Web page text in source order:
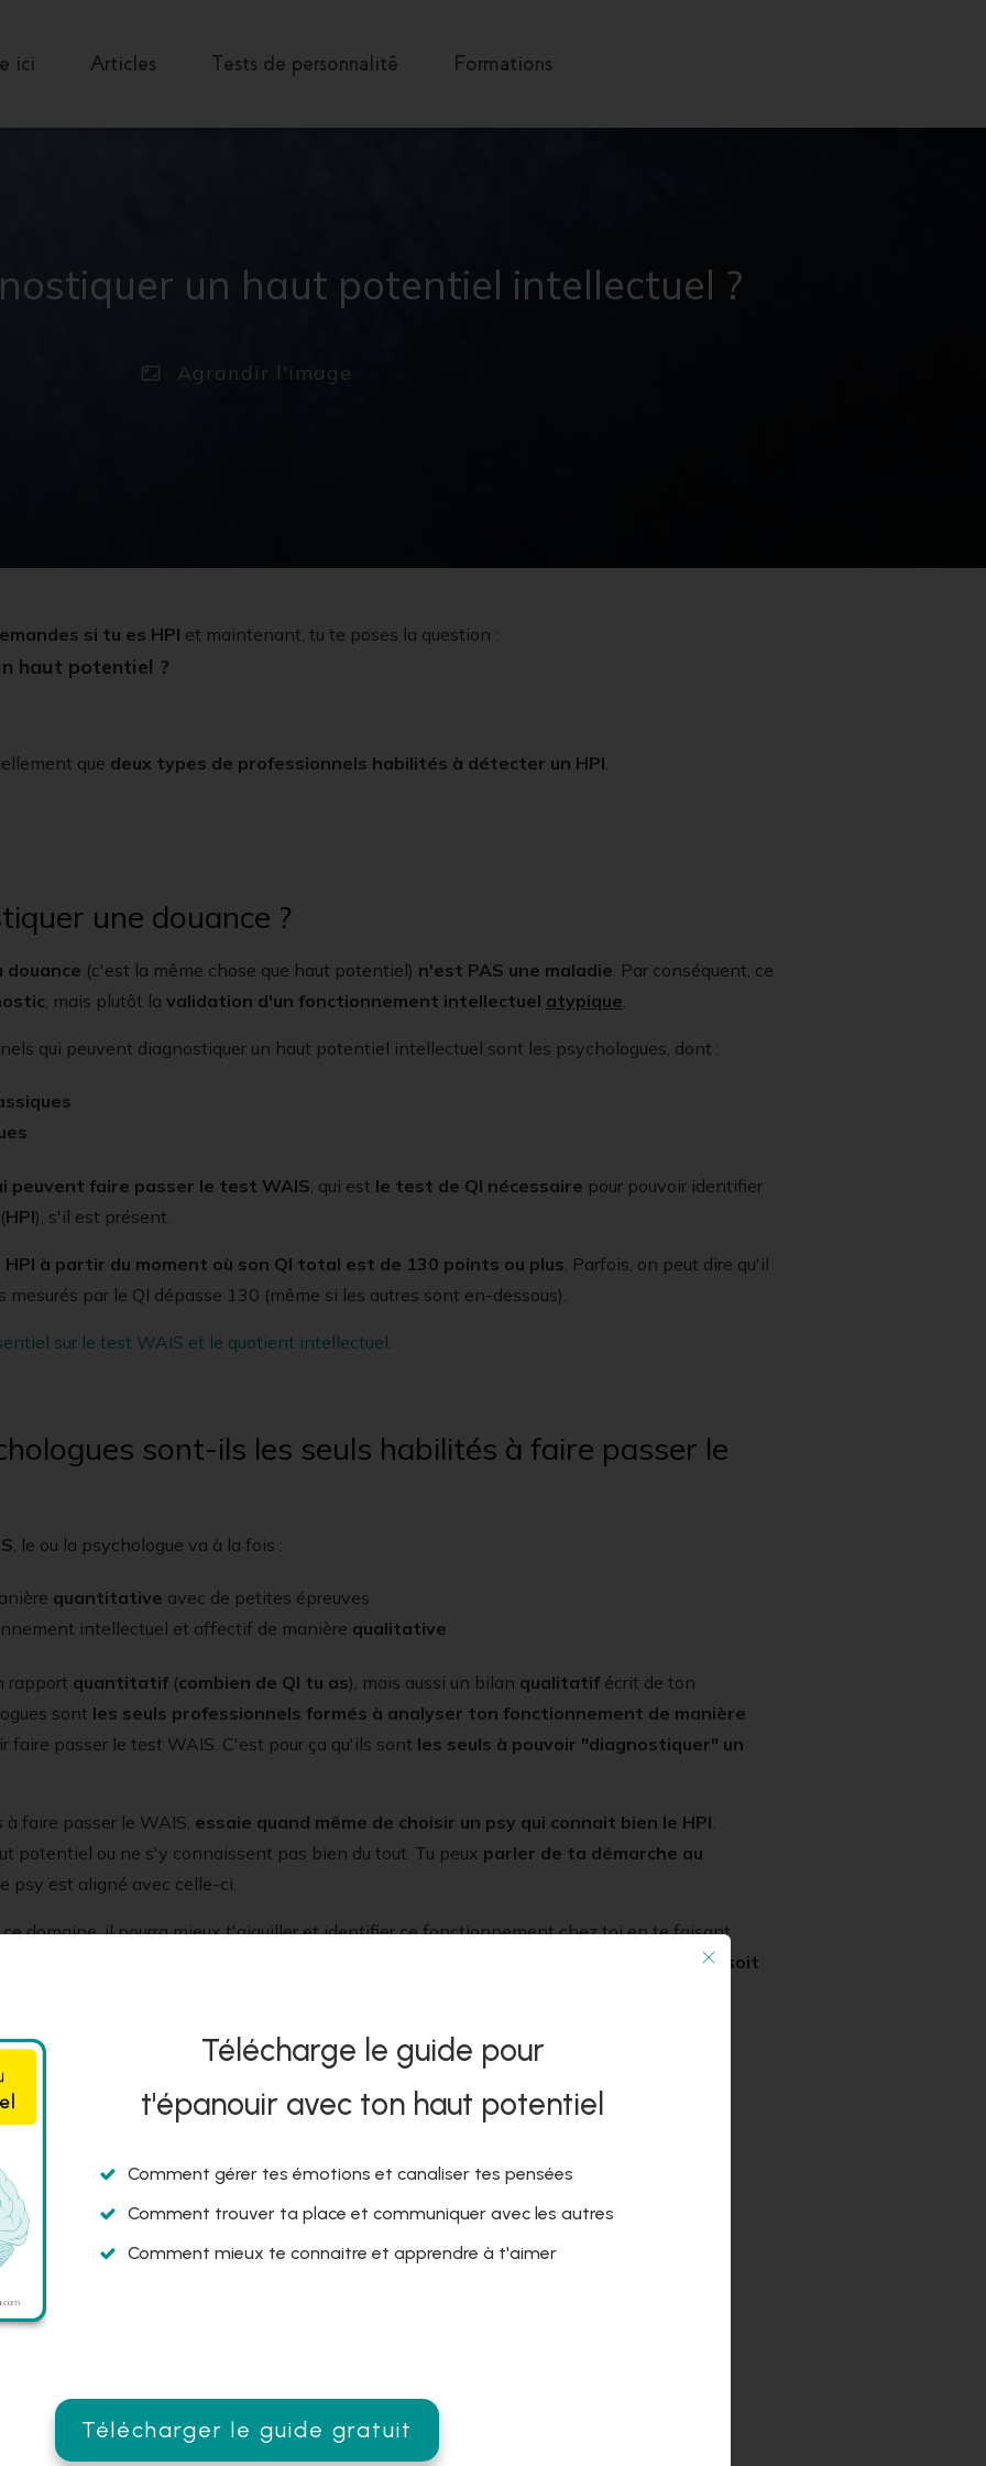
ici Articles Tests de personnalité Formations
un haut potentiel intellectuel ?
Agrandir l'image
si tu es HPI et maintenant, tu te poses la question :
haut potentiel ?
que deux types de professionnels habilités à détecter un HPI
une douance ?
douance (c'est la même chose que haut potentiel) n'est PAS une maladie . Par conséquent, ce
, mais plutôt la validation d'un fonctionnement intellectuel atypique
qui peuvent diagnostiquer un haut potentiel intellectuel sont les psychologues, dont :
peuvent faire passer le test WAIS , qui est le test de QI nécessaire pour pouvoir identifier
HPI), s'il est présent.
à partir du moment où son QI total est de 130 points ou plus . Parfois, on peut dire qu'il
par le QI dépasse 130 (même si les autres sont en-dessous).
sur le test WAIS et le quotient intellectuel.
sont-ils les seuls habilités à faire passer le
, le ou la psychologue va à la fois :
quantitative avec de petites épreuves
intellectuel et affectif de manière qualitative
rapport quantitatif (combien de QI tu as), mais aussi un bilan qualitatif écrit de ton
sont les seuls professionnels formés à analyser ton fonctionnement de manière
faire passer le test WAIS. C'est pour ça qu'ils sont les seuls à pouvoir "diagnostiquer" un
faire passer le WAIS, essaie quand même de choisir un psy qui connait bien le HPI
potentiel ou ne s'y connaissent pas bien du tout. Tu peux parler de ta démarche au
psy est aligné avec celle-ci.
domaine, il pourra mieux t'aiguiller et identifier ce fonctionnement chez toi en te faisant
il serait dommage que le psychologue ne soit
peut-être...
psy pour identifier un haut potentiel
WAIS et que mesure-t-il ?Découvre mon article sur le sujet :
4 : retour d'expérience et explications du QI
Télécharge le guide pour
t'épanouir avec ton haut potentiel
Comment gérer tes émotions et canaliser tes pensées
Comment trouver ta place et communiquer avec les autres
Comment mieux te connaitre et apprendre à t'aimer
Télécharger le guide gratuit